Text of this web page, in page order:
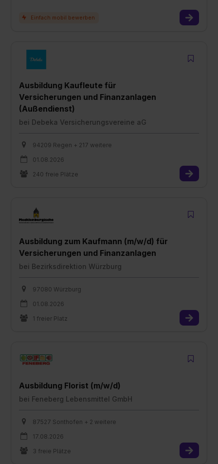
S. 1 lit. a) DS-GVO). Die USA verfügen über kein
angemessenes Datenschutzniveau (EuGH – Schrems
Wirkung für die Zukunft ganz oder teilweise über unsere
Datenschutzerklärung unter dem Punkt „Datenschutz-
einzelnen Cookies findest du durch Klick auf „Details
zeigen“. Weitere Informationen:Datenschutzerklärung
Impressum.
Ausbildung Kaufleute für
Versicherungen und Finanzanlagen
(Außendienst)
bei Debeka Versicherungsvereine aG
94209 Regen + 217 weitere
01.08.2026
240 freie Plätze
Ausbildung zum Kaufmann (m/w/d) für
Versicherungen und Finanzanlagen
bei Bezirksdirektion Würzburg
97080 Würzburg
01.08.2026
1 freier Platz
Ausbildung Florist (m/w/d)
bei Feneberg Lebensmittel GmbH
87527 Sonthofen + 2 weitere
17.08.2026
3 freie Plätze